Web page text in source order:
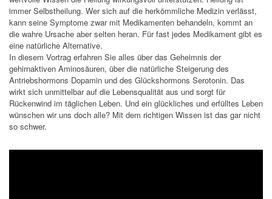
immer Selbstheilung. Wer sich auf die herkömmliche Medizin verlässt,
kann seine Symptome zwar mit Medikamenten behandeln, kommt an
die wahre Ursache aber selten heran. Für fast jedes Medikament gibt es
eine natürliche Alternative.
In diesem Vortrag erfahren Sie alles über das Geheimnis der
gehirnaktiven Aminosäuren, über die natürliche Steigerung des
Antriebshormons Dopamin und des Glückshormons Serotonin. Das
wirkt sich unmittelbar auf die Lebensqualität aus und sorgt für
Rückenwind im täglichen Leben. Und ein glückliches und erfülltes Leben
wünschen wir uns doch alle? Mit dem richtigen Wissen ist das gar nicht
so schwer.